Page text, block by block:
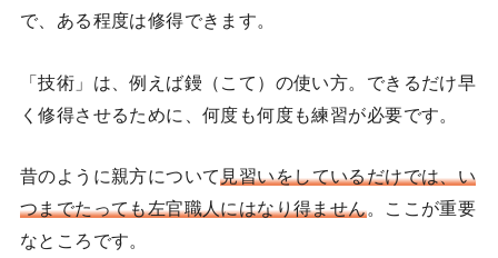
で、ある程度は修得できます。
「技術」は、例えば鏝（こて）の使い方。できるだけ早
く修得させるために、何度も何度も練習が必要です。
昔のように親方について見習いをしているだけでは、い
つまでたっても左官職人にはなり得ません。ここが重要
なところです。